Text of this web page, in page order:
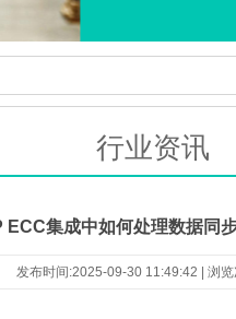
行业资讯
集成中如何处理数据同
发布时间:2025-09-30 11:49:42 | 浏览